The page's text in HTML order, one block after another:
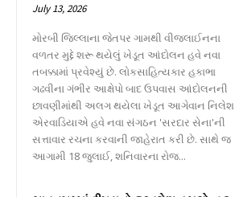
July 13, 2026
મોરબી જિલ્લાના જેતપર ગામથી વીજલાઈનના
વળતર મુદ્દે શરૂ થયેલું ખેડૂત આંદોલન હવે નવા
તબક્કામાં પ્રવેશ્યું છે. લોકસાહિત્યકાર હકાભા
ગઢવીના ગંભીર આક્ષેપો બાદ ઉપવાસ આંદોલનની
છાવણીમાંથી અલગ થયેલા ખેડૂત આગેવાન નિલેશ
એરવાડિયાએ હવે નવા સંગઠન 'સરદાર સેના'ની
સત્તાવાર રચના કરવાની જાહેરાત કરી છે. સાથે જ
આગામી 18 જુલાઈ, શનિવારના રોજ...